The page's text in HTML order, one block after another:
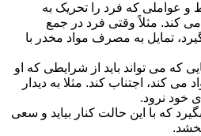
عواملی که فرد را تحریک به
کند. مثلاً وقتی فرد در جمع
تمایل به مصرف مواد مخدر با
که می تواند باید از شرایطی که او
کند، اجتناب کند. مثلا به دیدار
خود نرود.
که با این حالت کنار بیاید و سعی